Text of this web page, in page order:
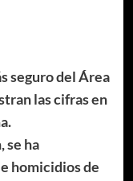
seguro del Área
las cifras en
se ha
homicidios de